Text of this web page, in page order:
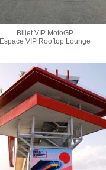
Billet VIP MotoGP
Espace VIP Rooftop Lounge